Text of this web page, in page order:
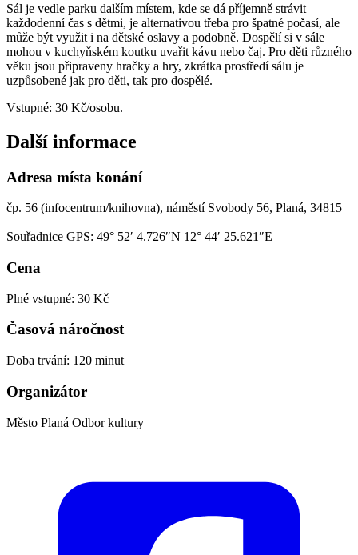
Sál je vedle parku dalším místem, kde se dá příjemně strávit
každodenní čas s dětmi, je alternativou třeba pro špatné počasí, ale
může být využit i na dětské oslavy a podobně. Dospělí si v sále
mohou v kuchyňském koutku uvařit kávu nebo čaj. Pro děti různého
věku jsou připraveny hračky a hry, zkrátka prostředí sálu je
uzpůsobené jak pro děti, tak pro dospělé.
Vstupné: 30 Kč/osobu.
Další informace
Adresa místa konání
čp. 56 (infocentrum/knihovna), náměstí Svobody 56, Planá, 34815
Souřadnice GPS: 49° 52′ 4.726″N 12° 44′ 25.621″E
Cena
Plné vstupné: 30 Kč
Časová náročnost
Doba trvání: 120 minut
Organizátor
Město Planá Odbor kultury